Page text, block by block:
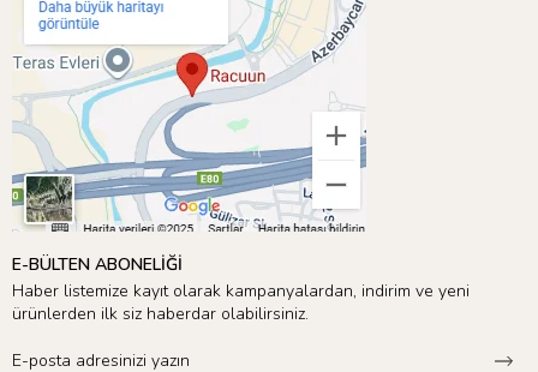
E-BÜLTEN ABONELİĞİ
Haber listemize kayıt olarak kampanyalardan, indirim ve yeni
ürünlerden ilk siz haberdar olabilirsiniz.